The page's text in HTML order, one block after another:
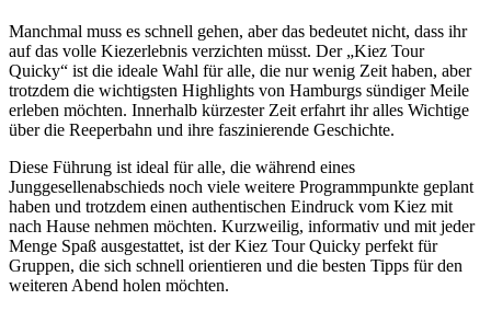
Manchmal muss es schnell gehen, aber das bedeutet nicht, dass ihr
auf das volle Kiezerlebnis verzichten müsst. Der „Kiez Tour
Quicky“ ist die ideale Wahl für alle, die nur wenig Zeit haben, aber
trotzdem die wichtigsten Highlights von Hamburgs sündiger Meile
erleben möchten. Innerhalb kürzester Zeit erfahrt ihr alles Wichtige
über die Reeperbahn und ihre faszinierende Geschichte.
Diese Führung ist ideal für alle, die während eines
Junggesellenabschieds noch viele weitere Programmpunkte geplant
haben und trotzdem einen authentischen Eindruck vom Kiez mit
nach Hause nehmen möchten. Kurzweilig, informativ und mit jeder
Menge Spaß ausgestattet, ist der Kiez Tour Quicky perfekt für
Gruppen, die sich schnell orientieren und die besten Tipps für den
weiteren Abend holen möchten.